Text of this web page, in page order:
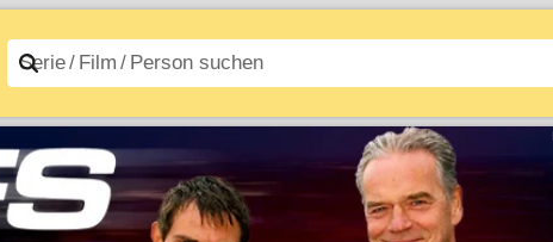
Filme A–Z